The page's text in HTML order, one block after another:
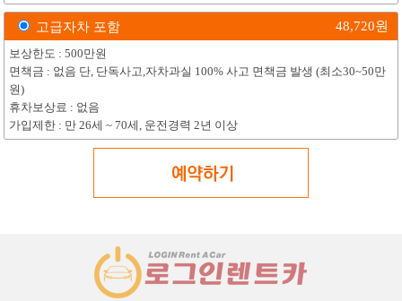
고급자차 포함 48,720원
보상한도 : 500만원
면책금 : 없음 단, 단독사고,자차과실 100% 사고 면책금 발생 (최소30~50만
원)
휴차보상료 : 없음
가입제한 : 만 26세 ~ 70세, 운전경력 2년 이상